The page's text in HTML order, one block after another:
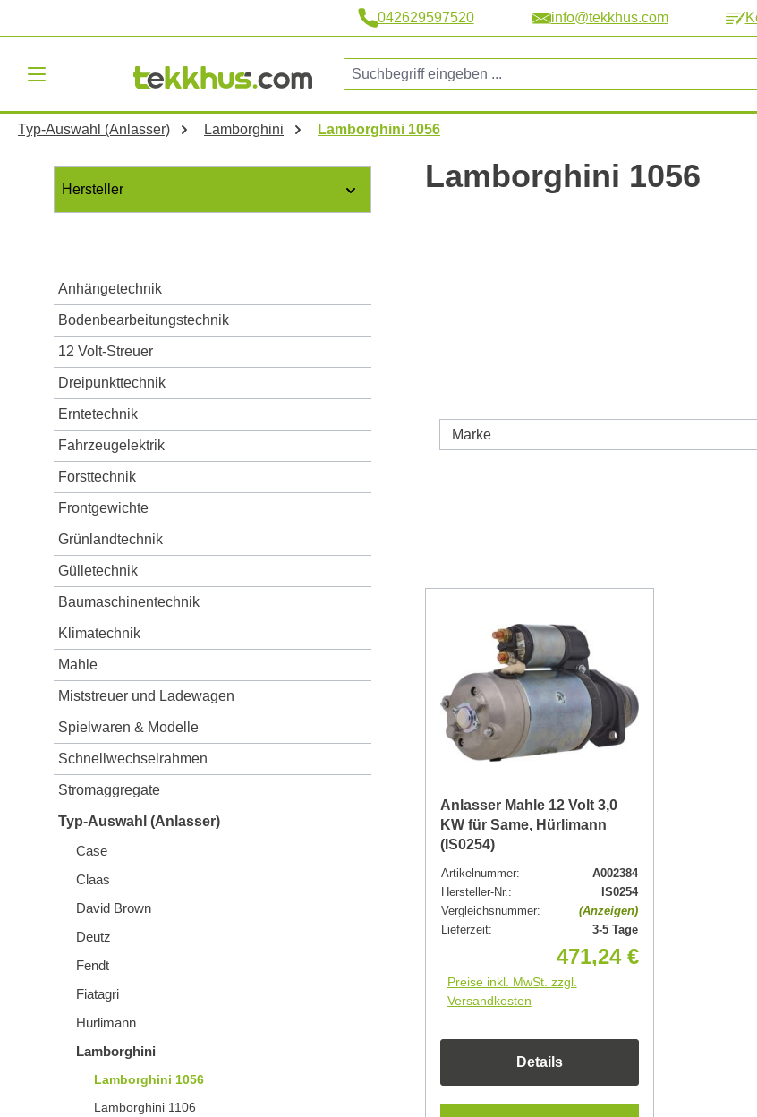
042629597520 info@tekkhus.com
Typ-Auswahl (Anlasser) Lamborghini Lamborghini 1056
Anhängetechnik
Bodenbearbeitungstechnik
12 Volt-Streuer
Dreipunkttechnik
Erntetechnik
Fahrzeugelektrik
Forsttechnik
Frontgewichte
Grünlandtechnik
Gülletechnik
Baumaschinentechnik
Klimatechnik
Mahle
Miststreuer und Ladewagen
Spielwaren & Modelle
Schnellwechselrahmen
Stromaggregate
Typ-Auswahl (Anlasser)
Case
Claas
David Brown
Deutz
Fendt
Fiatagri
Hurlimann
Lamborghini
Lamborghini 1056
Lamborghini 1106
Hersteller Lamborghini 1056
Anlasser Mahle 12 Volt 3,0
KW für Same, Hürlimann
(IS0254)
Artikelnummer:
A002384
Hersteller-Nr.:
IS0254
Vergleichsnummer:
(Anzeigen)
Lieferzeit:
3-5 Tage
471,24 €
Preise inkl. MwSt. zzgl.
Versandkosten
Details